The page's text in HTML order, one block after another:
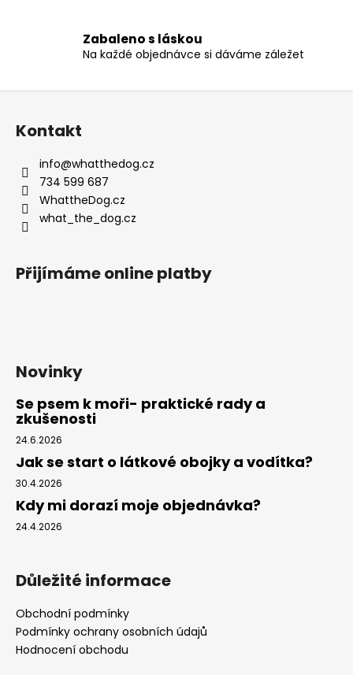
v
ý
p
Zabaleno s láskou
Na každé objednávce si dáváme záležet
Kontakt
info@whatthedog.cz
734 599 687
WhattheDog.cz
what_the_dog.cz
Přijímáme online platby
Novinky
Se psem k moři- praktické rady a
zkušenosti
24.6.2026
Jak se start o látkové obojky a vodítka?
30.4.2026
Kdy mi dorazí moje objednávka?
24.4.2026
Důležité informace
Obchodní podmínky
Podmínky ochrany osobních údajů
Hodnocení obchodu